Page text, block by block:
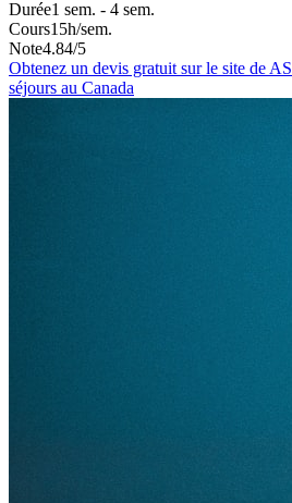
Durée1 sem. - 4 sem.
Cours15h/sem.
Note4.84/5
Obtenez un devis gratuit sur le site de
séjours au Canada